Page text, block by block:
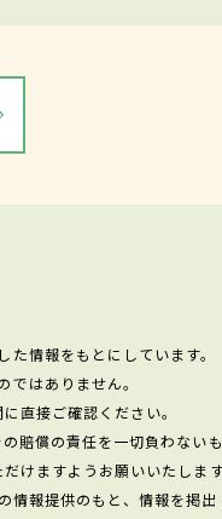
情報をもとにしています。
はありません。
直接ご確認ください。
賠償の責任を一切負わないも
けますようお願いいたします
報提供のもと、情報を掲出